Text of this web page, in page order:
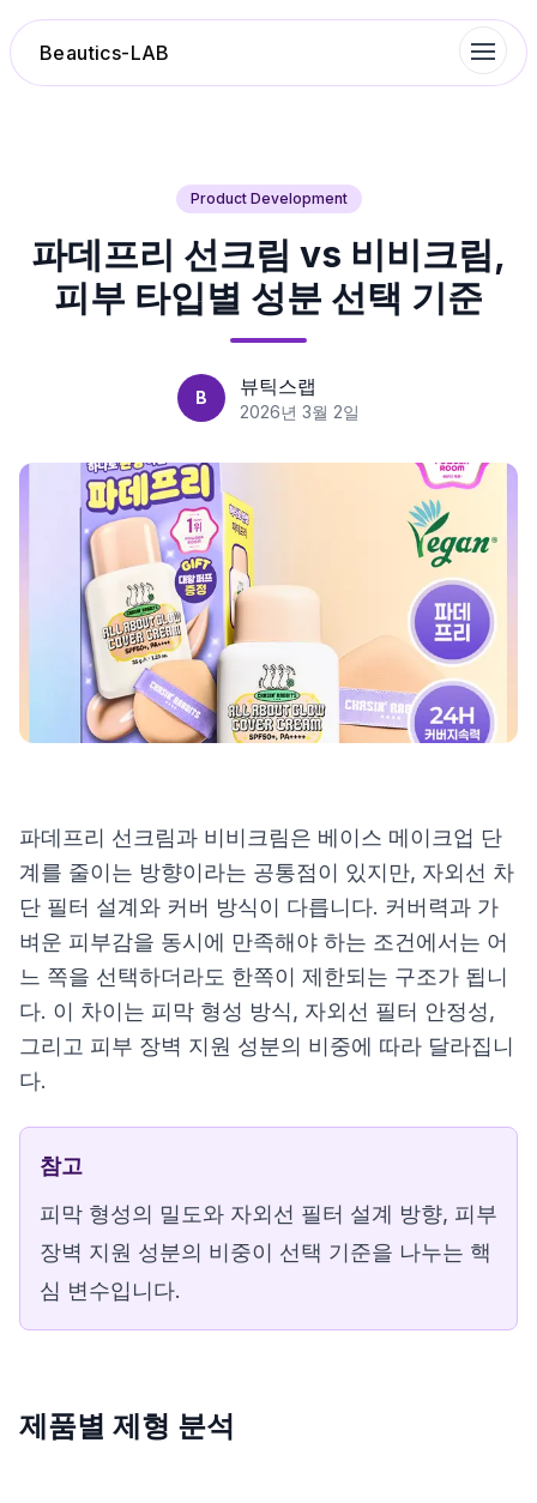
Beautics-LAB
성분분석
나의 스킨케어
루틴탐색
제품비교
Login
Product Development
파데프리 선크림 vs 비비크림,
피부 타입별 성분 선택 기준
B 뷰틱스랩
2026년 3월 2일
파데프리 선크림과 비비크림은 베이스 메이크업 단
계를 줄이는 방향이라는 공통점이 있지만, 자외선 차
단 필터 설계와 커버 방식이 다릅니다. 커버력과 가
벼운 피부감을 동시에 만족해야 하는 조건에서는 어
느 쪽을 선택하더라도 한쪽이 제한되는 구조가 됩니
다. 이 차이는 피막 형성 방식, 자외선 필터 안정성,
그리고 피부 장벽 지원 성분의 비중에 따라 달라집니
다.
참고
피막 형성의 밀도와 자외선 필터 설계 방향, 피부
장벽 지원 성분의 비중이 선택 기준을 나누는 핵
심 변수입니다.
제품별 제형 분석